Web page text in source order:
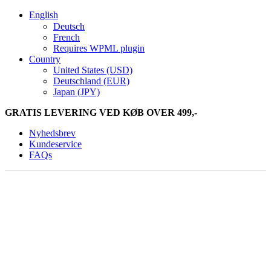
English
Deutsch
French
Requires WPML plugin
Country
United States (USD)
Deutschland (EUR)
Japan (JPY)
GRATIS LEVERING VED KØB OVER 499,-
Nyhedsbrev
Kundeservice
FAQs